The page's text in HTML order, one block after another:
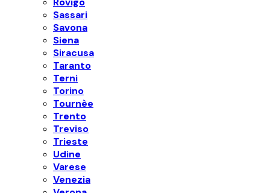
Sassari
Savona
Siena
Siracusa
Taranto
Terni
Torino
Tournèe
Trento
Treviso
Trieste
Udine
Varese
Venezia